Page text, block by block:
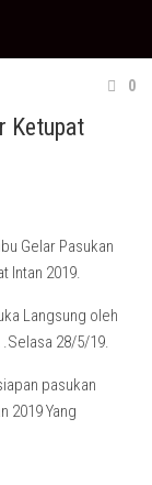
0
Ketupat
Gelar Pasukan
Intan 2019.
Langsung oleh
.Selasa 28/5/19.
pasukan
2019 Yang